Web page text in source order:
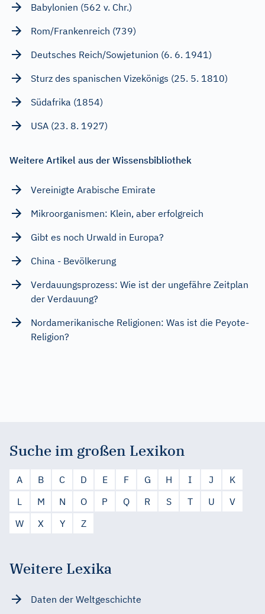
Babylonien (562 v. Chr.)
Rom/Frankenreich (739)
Deutsches Reich/Sowjetunion (6. 6. 1941)
Sturz des spanischen Vizekönigs (25. 5. 1810)
Südafrika (1854)
USA (23. 8. 1927)
Weitere Artikel aus der Wissensbibliothek
Vereinigte Arabische Emirate
Mikroorganismen: Klein, aber erfolgreich
Gibt es noch Urwald in Europa?
China - Bevölkerung
Verdauungsprozess: Wie ist der ungefähre Zeitplan
der Verdauung?
Nordamerikanische Religionen: Was ist die Peyote-
Religion?
Suche im großen Lexikon
A B C D E F G H I J
K
L
M N O P Q R S T U
V
W
X Y Z
Weitere Lexika
Daten der Weltgeschichte